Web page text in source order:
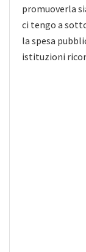
promuoverla
ci tengo a
la spesa
istituzioni